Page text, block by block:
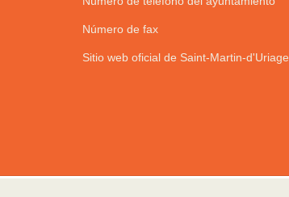
Número de fax
Sitio web oficial de Saint-Martin-d'Uriage